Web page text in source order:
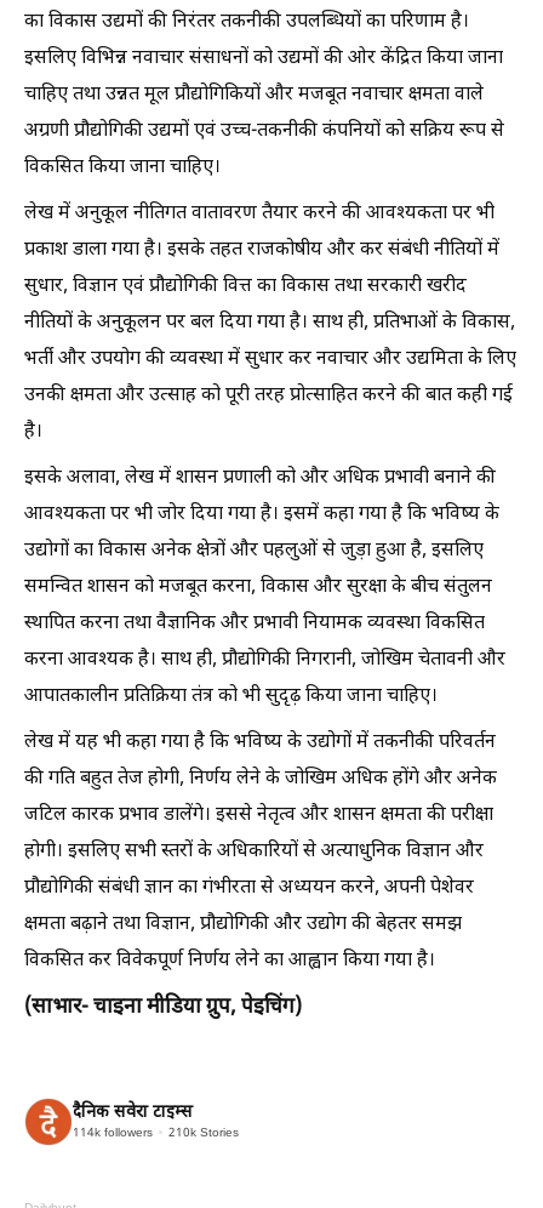
का विकास उद्यमों की निरंतर तकनीकी उपलब्धियों का परिणाम है।
इसलिए विभिन्न नवाचार संसाधनों को उद्यमों की ओर केंद्रित किया जाना
चाहिए तथा उन्नत मूल प्रौद्योगिकियों और मजबूत नवाचार क्षमता वाले
अग्रणी प्रौद्योगिकी उद्यमों एवं उच्च-तकनीकी कंपनियों को सक्रिय रूप से
विकसित किया जाना चाहिए।
लेख में अनुकूल नीतिगत वातावरण तैयार करने की आवश्यकता पर भी
प्रकाश डाला गया है। इसके तहत राजकोषीय और कर संबंधी नीतियों में
सुधार, विज्ञान एवं प्रौद्योगिकी वित्त का विकास तथा सरकारी खरीद
नीतियों के अनुकूलन पर बल दिया गया है। साथ ही, प्रतिभाओं के विकास,
भर्ती और उपयोग की व्यवस्था में सुधार कर नवाचार और उद्यमिता के लिए
उनकी क्षमता और उत्साह को पूरी तरह प्रोत्साहित करने की बात कही गई
है।
इसके अलावा, लेख में शासन प्रणाली को और अधिक प्रभावी बनाने की
आवश्यकता पर भी जोर दिया गया है। इसमें कहा गया है कि भविष्य के
उद्योगों का विकास अनेक क्षेत्रों और पहलुओं से जुड़ा हुआ है, इसलिए
समन्वित शासन को मजबूत करना, विकास और सुरक्षा के बीच संतुलन
स्थापित करना तथा वैज्ञानिक और प्रभावी नियामक व्यवस्था विकसित
करना आवश्यक है। साथ ही, प्रौद्योगिकी निगरानी, जोखिम चेतावनी और
आपातकालीन प्रतिक्रिया तंत्र को भी सुदृढ़ किया जाना चाहिए।
लेख में यह भी कहा गया है कि भविष्य के उद्योगों में तकनीकी परिवर्तन
की गति बहुत तेज होगी, निर्णय लेने के जोखिम अधिक होंगे और अनेक
जटिल कारक प्रभाव डालेंगे। इससे नेतृत्व और शासन क्षमता की परीक्षा
होगी। इसलिए सभी स्तरों के अधिकारियों से अत्याधुनिक विज्ञान और
प्रौद्योगिकी संबंधी ज्ञान का गंभीरता से अध्ययन करने, अपनी पेशेवर
क्षमता बढ़ाने तथा विज्ञान, प्रौद्योगिकी और उद्योग की बेहतर समझ
विकसित कर विवेकपूर्ण निर्णय लेने का आह्वान किया गया है।
(साभार- चाइना मीडिया ग्रुप, पेइचिंग)
दैनिक सवेरा टाइम्स
114k followers 210k Stories